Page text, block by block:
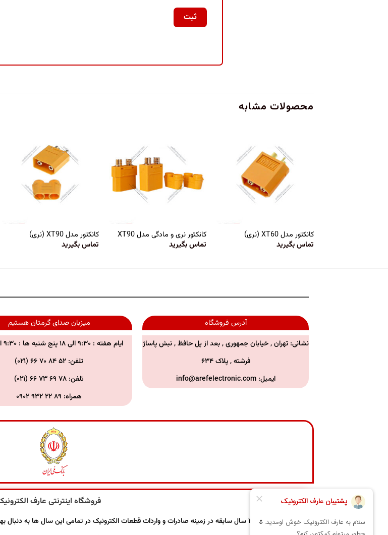
محصولات مشابه
کانکتور مدل XT60 (نری)
تماس بگیرید
کانکتور نری و مادگی مدل XT90
تماس بگیرید
کانکتور مدل XT90 (نری)
تماس بگیرید
آدرس فروشگاه
نشانی: تهران , خیابان جمهوری , بعد از پل حافظ , نبش پاساژ
فرشته , پلاک ۶۳۴
ایمیل:info@arefelectronic.com
میزبان صدای گرمتان هستیم
ایام هفته : ۹:۳۰ الی ۱۸ پنج شنبه ها : ۹:۳۰ الی ۱۳:۳۰
تلفن: ۵۲ ۸۴ ۷۰ ۶۶ (۰۲۱)
تلفن: ۷۸ ۶۹ ۷۳ ۶۶ (۰۲۱)
همراه:
فروشگاه اینترنتی عارف
عارف الکترونیک با ۴۰ سال سابقه در زمینه صادرات و واردات قطعات الکترونیک در تمامی این سال